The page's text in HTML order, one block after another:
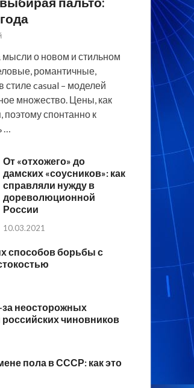
мысли о новом и стильном
романтичные,
стиле casual – моделей
множество. Цены, как
поэтому спонтанно к
От «отхожего» до
дамских «соусников»: как
справляли нужду в
дореволюционной
России
10.03.2021
способов борьбы с
за неосторожных
чиновников
пола в СССР: как это